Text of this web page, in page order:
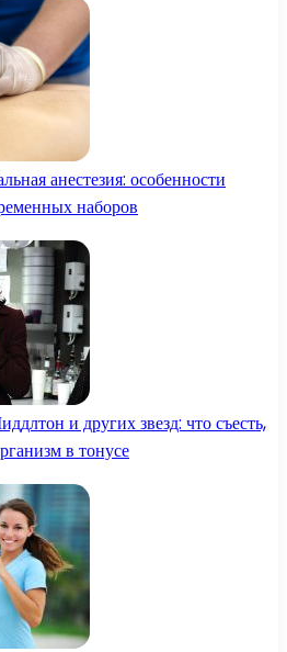
анестезия: особенности
наборов
и других звезд: что съесть,
в тонусе